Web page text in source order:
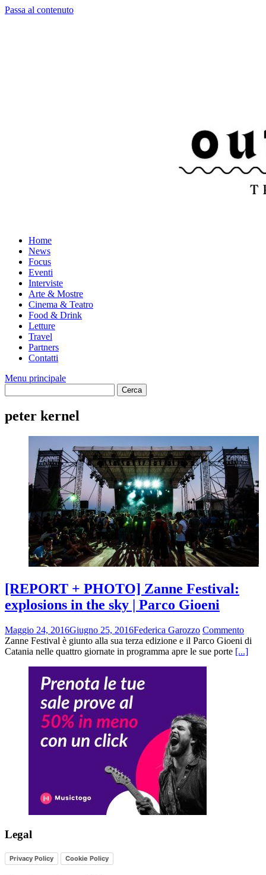
Passa al contenuto
Home
News
Focus
Eventi
Interviste
Arte & Mostre
Cinema & Teatro
Food & Drink
Letture
Travel
Partners
Contatti
Menu principale
peter kernel
[REPORT + PHOTO] Zanne Festival:
explosions in the sky | Parco Gioeni
Maggio 24, 2016Giugno 25, 2016Federica Garozzo Commento
Zanne Festival è giunto alla sua terza edizione e il Parco Gioeni di
Catania nelle quattro giornate in programma apre le sue porte [...]
Legal
Privacy Policy Cookie Policy